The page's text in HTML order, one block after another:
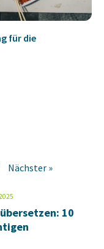
für die
Nächster »
10